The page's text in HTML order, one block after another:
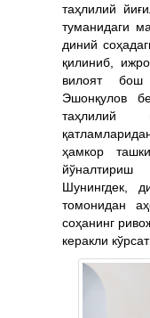
таҳлилий
туманидаги
диний
қилиниб,
вилоят бош
Эшонқулов
таҳлилий
ҳамкор
Шунингдек,
томонидан
соҳанинг
керакли